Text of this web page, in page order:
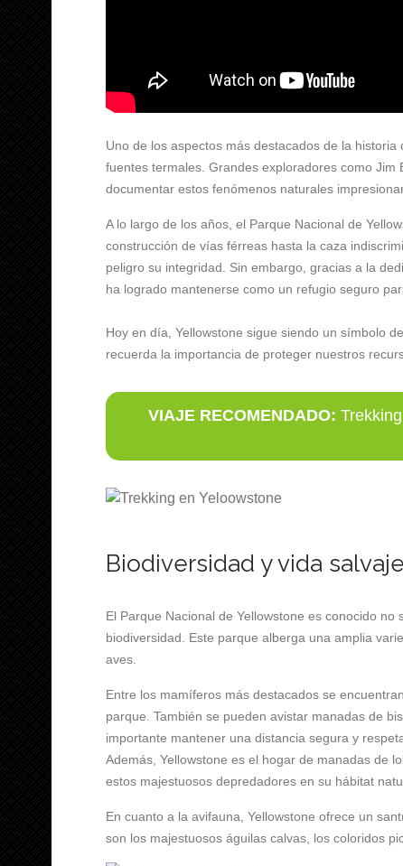
Uno de los aspectos más destacados de la
fuentes termales. Grandes exploradores como
documentar estos fenómenos naturales
A lo largo de los años, el Parque Nacional de
construcción de vías férreas hasta la caza
peligro su integridad. Sin embargo, gracias a la
ha logrado mantenerse como un refugio seguro
Hoy en día, Yellowstone sigue siendo un símbolo
recuerda la importancia de proteger nuestros
VIAJE RECOMENDADO:
Biodiversidad y vida
El Parque Nacional de Yellowstone es conocido
biodiversidad. Este parque alberga una amplia
aves.
Entre los mamíferos más destacados se
parque. También se pueden avistar manadas de
importante mantener una distancia segura y
Además, Yellowstone es el hogar de manadas de
estos majestuosos depredadores en su hábitat
En cuanto a la avifauna, Yellowstone ofrece un
son los majestuosos águilas calvas, los coloridos